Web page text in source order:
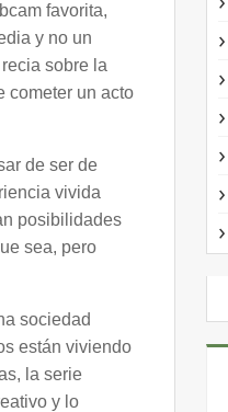
favorita,
y no un
sobre la
cometer un acto
de ser de
vivida
posibilidades
sea, pero
sociedad
están viviendo
la serie
y lo